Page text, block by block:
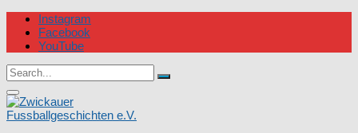
Skip
content
Instagram
Facebook
YouTube
Circular
focus
Search
for:
Search
focus